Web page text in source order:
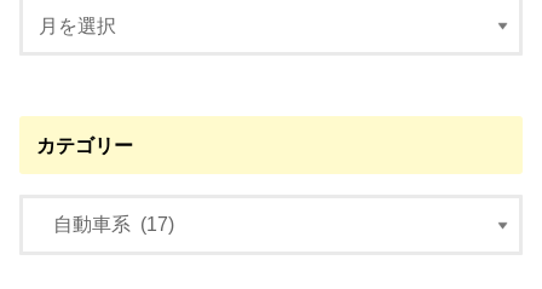
カテゴリー